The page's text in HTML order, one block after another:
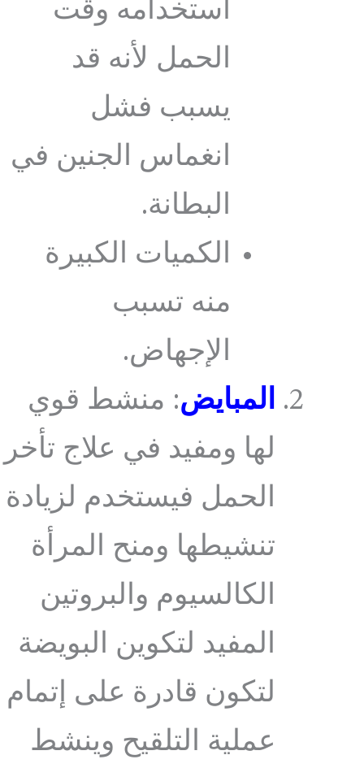
استخدامه وقت
الحمل لأنه قد
يسبب فشل
انغماس الجنين في
البطانة.
الكميات الكبيرة
منه تسبب
الإجهاض.
المبايض: منشط قوي
لها ومفيد في علاج تأخر
الحمل فيستخدم لزيادة
تنشيطها ومنح المرأة
الكالسيوم والبروتين
المفيد لتكوين البويضة
لتكون قادرة على إتمام
عملية التلقيح وينشط